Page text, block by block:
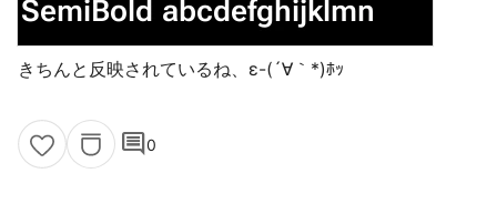
きちんと反映されているね、ε-(´∀｀*)ﾎｯ
comment0